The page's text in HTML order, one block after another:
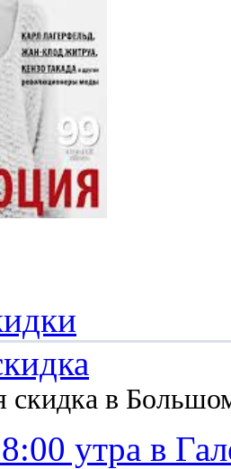
скидка в
утра в